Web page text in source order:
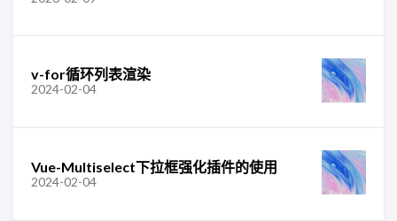
v-for循环列表渲染
2024-02-04
Vue-Multiselect下拉框强化插件的使用
2024-02-04